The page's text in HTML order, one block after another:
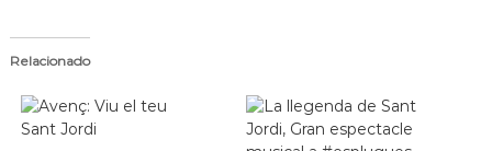
Relacionado